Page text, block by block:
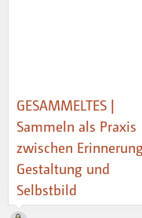
GESAMMELTES |
Sammeln als Praxis
zwischen
Gestaltung und
Selbstbild